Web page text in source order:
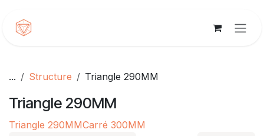
... Structure Triangle 290MM
Triangle 290MM
Triangle 290MMCarré 300MM